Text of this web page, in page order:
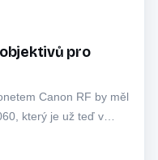
pro
Canon RF by měl
který je už teď v